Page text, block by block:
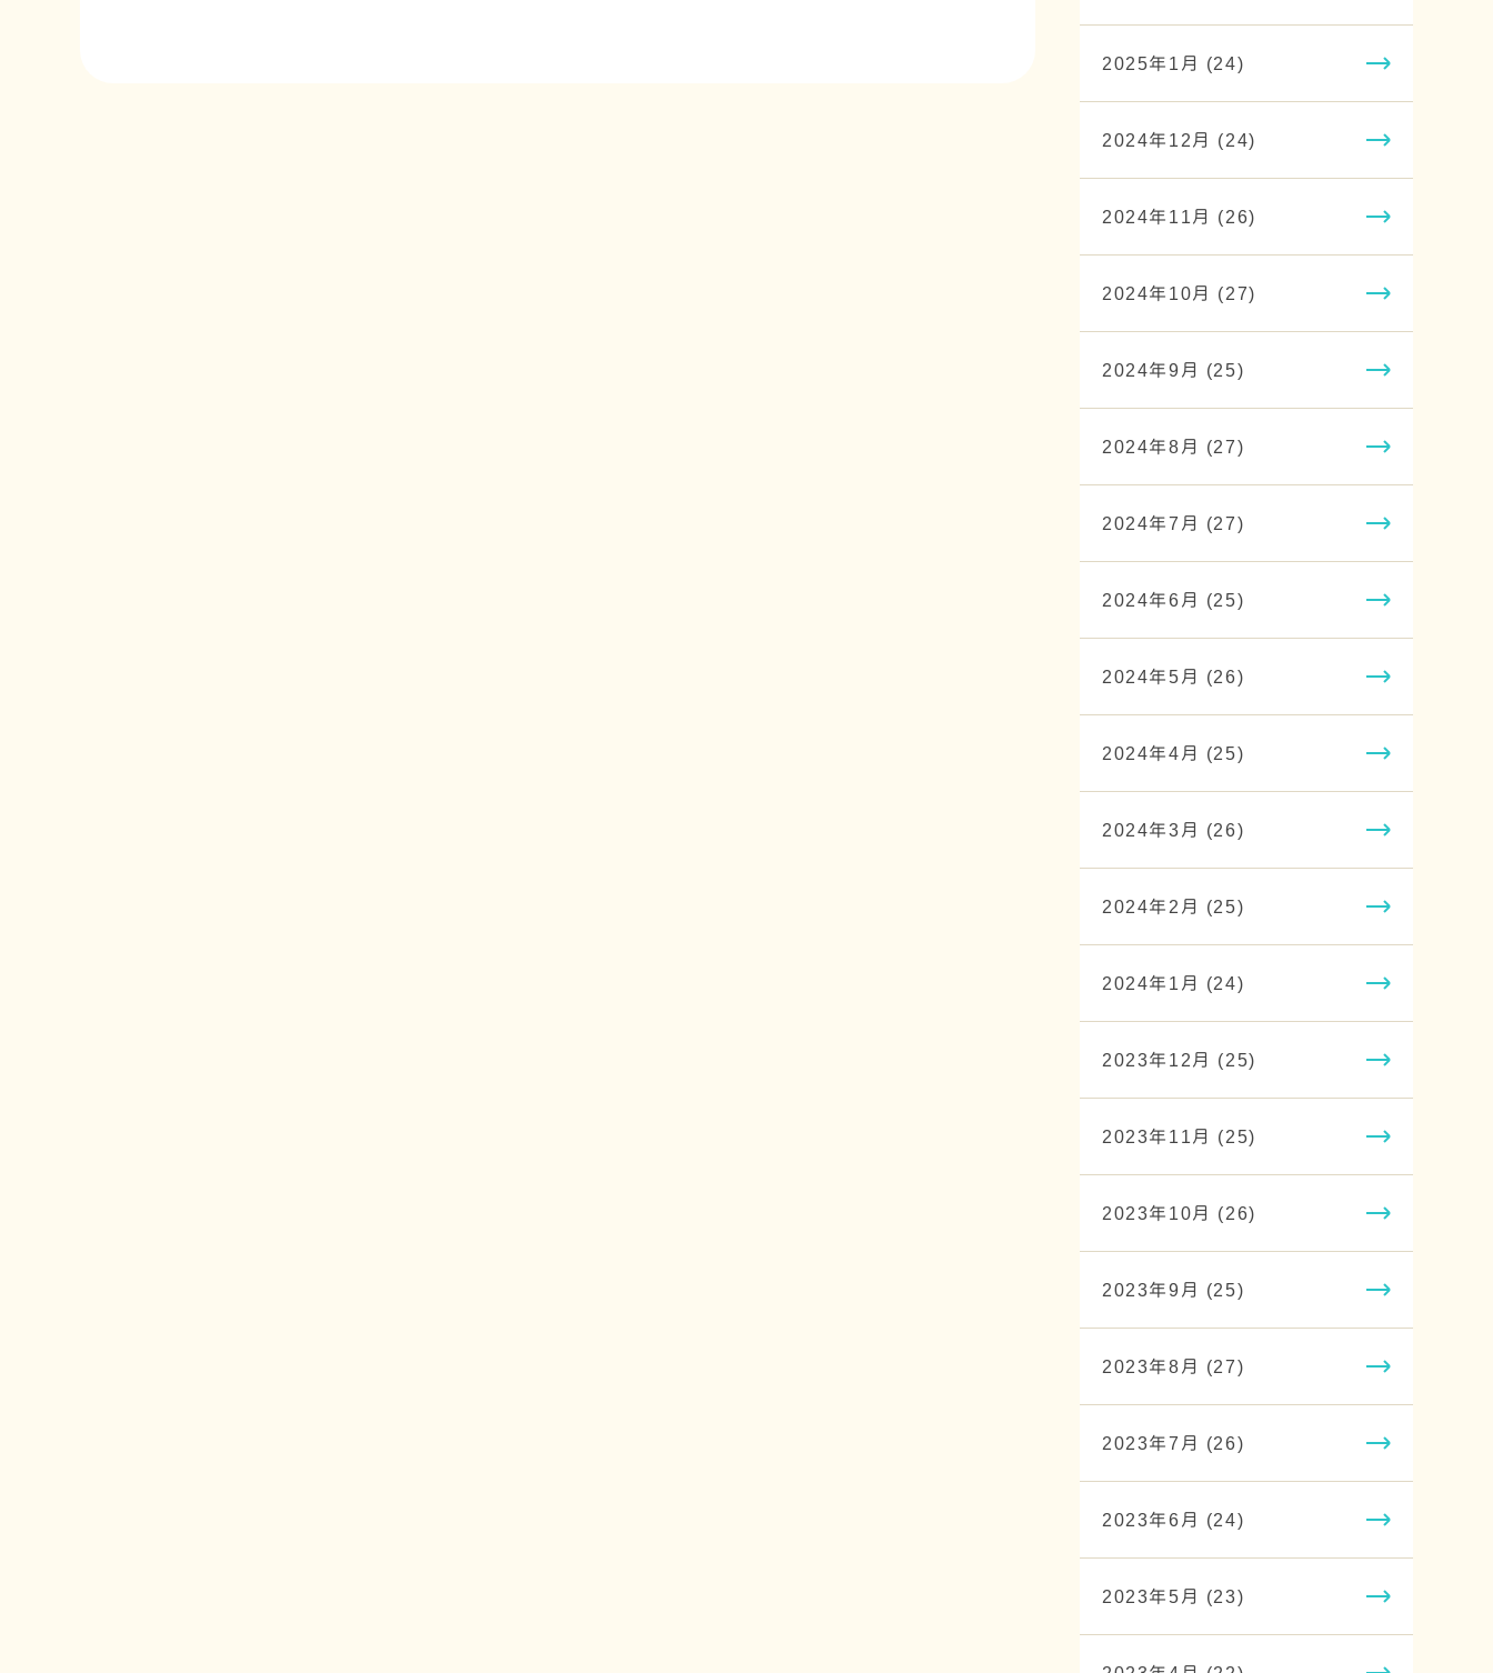
2025年1月 (24)
2024年12月 (24)
2024年11月 (26)
2024年10月 (27)
2024年9月 (25)
2024年8月 (27)
2024年7月 (27)
2024年6月 (25)
2024年5月 (26)
2024年4月 (25)
2024年3月 (26)
2024年2月 (25)
2024年1月 (24)
2023年12月 (25)
2023年11月 (25)
2023年10月 (26)
2023年9月 (25)
2023年8月 (27)
2023年7月 (26)
2023年6月 (24)
2023年5月 (23)